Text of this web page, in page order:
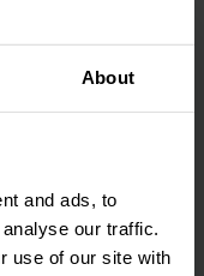
About
and ads, to
our traffic.
use of our site with
1500 kg